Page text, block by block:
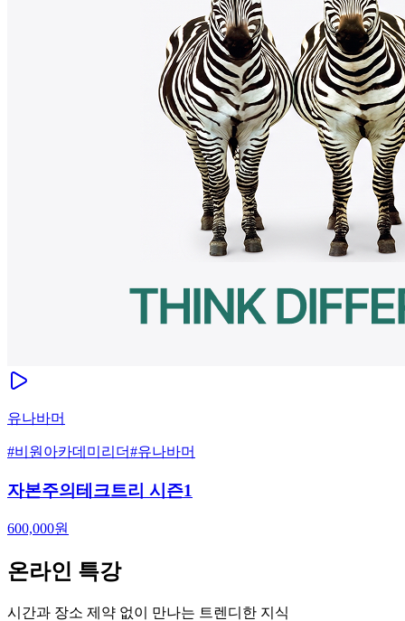
유나바머
#비원아카데미리더#유나바머
자본주의테크트리 시즌1
600,000원
온라인 특강
시간과 장소 제약 없이 만나는 트렌디한 지식